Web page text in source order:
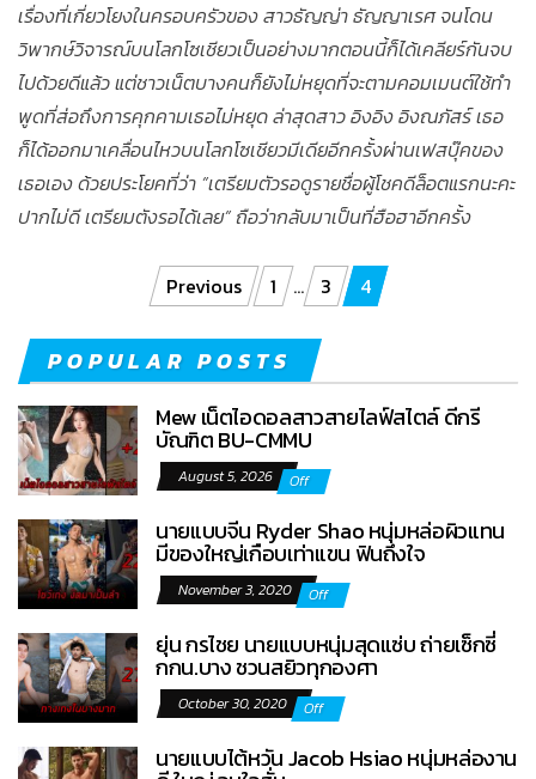
เรื่องที่เกี่ยวโยงในครอบครัวของ สาวธัญญ่า ธัญญาเรศ จนโดน
วิพากษ์วิจารณ์บนโลกโซเชียวเป็นอย่างมากตอนนี้ก็ได้เคลียร์กันจบ
ไปด้วยดีแล้ว แต่ชาวเน็ตบางคนก็ยังไม่หยุดที่จะตามคอมเมนต์ใช้ทำ
พูดที่ส่อถึงการคุกคามเธอไม่หยุด ล่าสุดสาว อิงอิง อิงณภัสร์ เธอ
ก็ได้ออกมาเคลื่อนไหวบนโลกโซเชียวมีเดียอีกครั้งผ่านเฟสบุ๊คของ
เธอเอง ด้วยประโยคที่ว่า ”เตรียมตัวรอดูรายชื่อผู้โชคดีล็อตแรกนะคะ
ปากไม่ดี เตรียมตังรอได้เลย” ถือว่ากลับมาเป็นที่ฮือฮาอีกครั้ง
Posts pagination
Previous 1 … 3 4
POPULAR POSTS
Mew เน็ตไอดอลสาวสายไลฟ์สไตล์ ดีกรี
บัณฑิต BU-CMMU
August 5, 2026 Off
นายแบบจีน Ryder Shao หนุ่มหล่อผิวแทน
มีของใหญ่เกือบเท่าแขน ฟินถึงใจ
November 3, 2020 Off
ยุ่น กรไชย นายแบบหนุ่มสุดแซ่บ ถ่ายเซ็กซี่
กกน.บาง ชวนสยิวทุกองศา
October 30, 2020 Off
นายแบบไต้หวัน Jacob Hsiao หนุ่มหล่องาน